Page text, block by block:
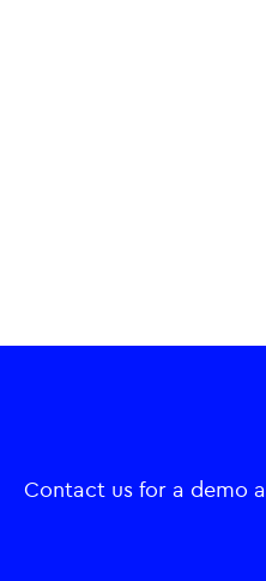
Contact us for a demo